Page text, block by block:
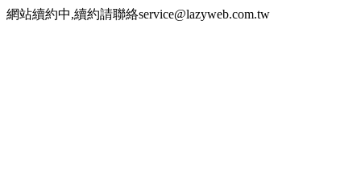
網站續約中,續約請聯絡service@lazyweb.com.tw